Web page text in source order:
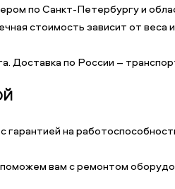
по Санкт-Петербургу и
стоимость зависит от веса
по России –
на
вам с ремонтом